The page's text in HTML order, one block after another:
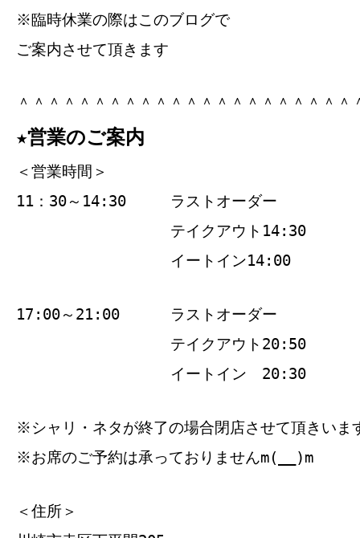
※臨時休業の際はこのブログで
ご案内させて頂きます
＾＾＾＾＾＾＾＾＾＾＾＾＾＾＾＾＾＾＾＾＾
★営業のご案内
＜営業時間＞
11：30～14:30
ラストオーダー
テイクアウト14:30
イートイン14:00
17:00～21:00
ラストオーダー
テイクアウト20:50
イートイン 20:30
※シャリ・ネタが終了の場合閉店させて頂きいま
※お席のご予約は承っておりませんm(__)m
＜住所＞